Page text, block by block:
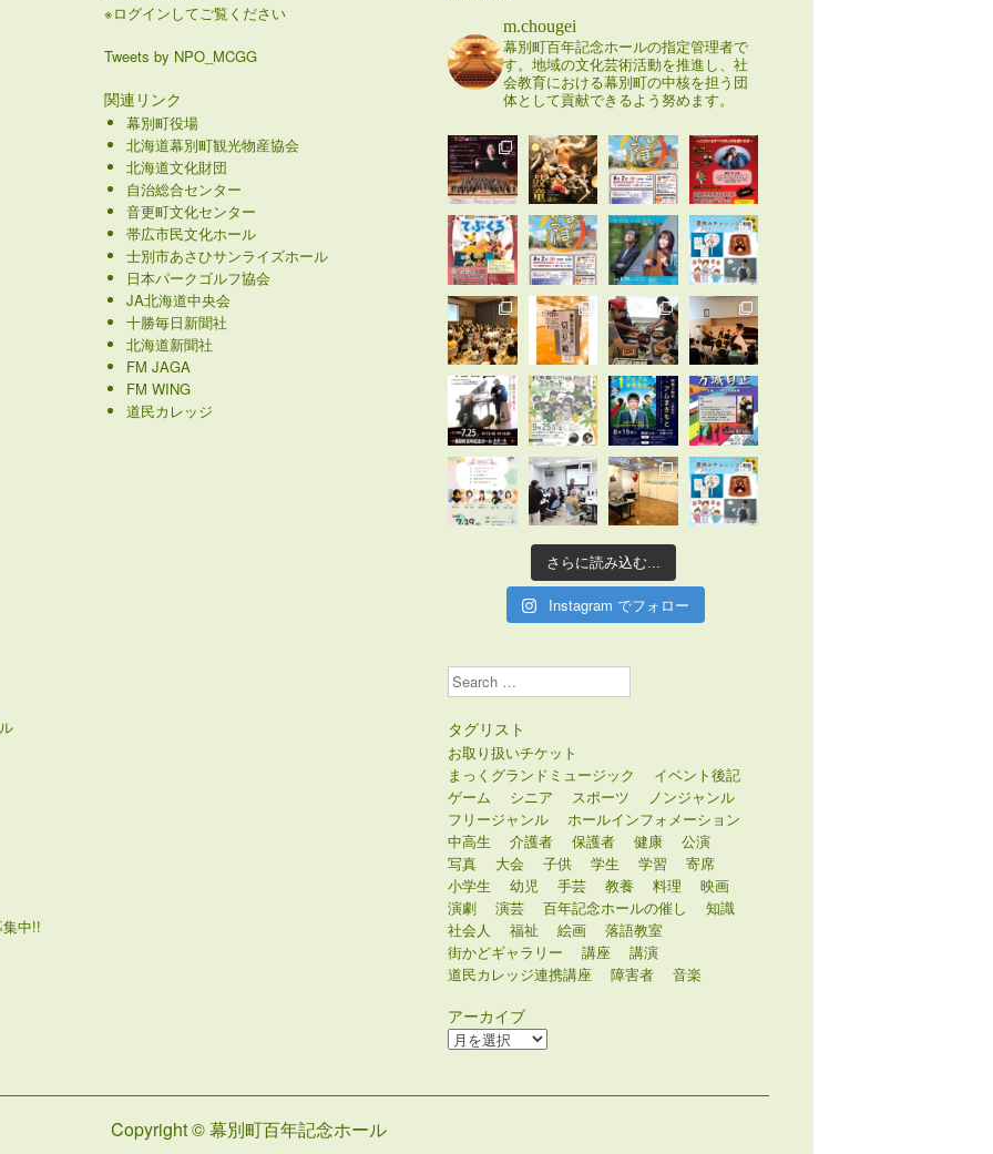
中!!
※ログインしてご覧ください
Tweets by NPO_MCGG
関連リンク
幕別町役場
北海道幕別町観光物産協会
北海道文化財団
自治総合センター
音更町文化センター
帯広市民文化ホール
士別市あさひサンライズホール
日本パークゴルフ協会
JA北海道中央会
十勝毎日新聞社
北海道新聞社
FM JAGA
FM WING
道民カレッジ
m.chougei
幕別町百年記念ホールの指定管理者で
す。地域の文化芸術活動を推進し、社
会教育における幕別町の中核を担う団
体として貢献できるよう努めます。
さらに読み込む...
Instagram でフォロー
Search
タグリスト
お取り扱いチケット
まっくグランドミュージック
イベント後記
ゲーム
シニア スポーツ
ノンジャンル
フリージャンル
ホールインフォメーション
中高生
介護者 保護者 健康
公演
写真
大会 子供 学生 学習
寄席
小学生
幼児 手芸 教養 料理
映画
演劇
演芸 百年記念ホールの催し
知識
社会人
福祉 絵画
落語教室
街かどギャラリー
講座
講演
道民カレッジ連携講座
障害者 音楽
アーカイブ
ア
Copyright © 幕別町百年記念ホール